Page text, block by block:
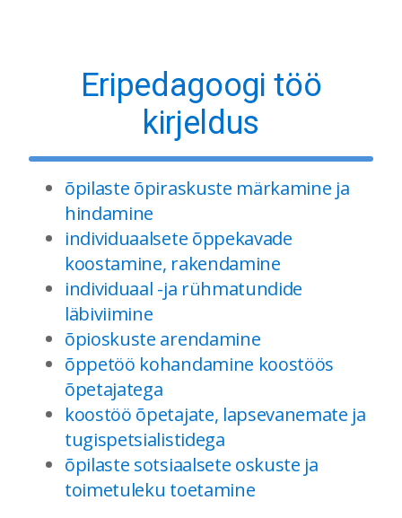
Eripedagoogi töö
kirjeldus
õpilaste õpiraskuste märkamine ja
hindamine
individuaalsete õppekavade
koostamine, rakendamine
individuaal -ja rühmatundide
läbiviimine
õpioskuste arendamine
õppetöö kohandamine koostöös
õpetajatega
koostöö õpetajate, lapsevanemate ja
tugispetsialistidega
õpilaste sotsiaalsete oskuste ja
toimetuleku toetamine